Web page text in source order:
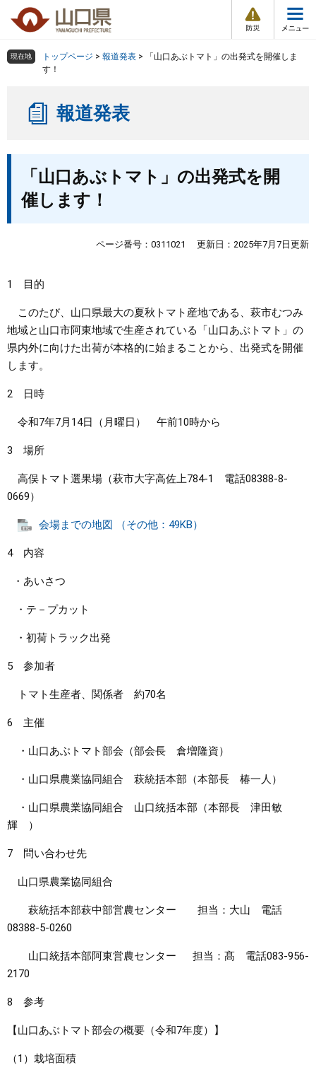
の
ー
情
報
メ
ュ
組織で探す
くらし・環境
しごと・産業・観光
まちづくり
検索の仕方 組織で探す
現在地 トップページ > 報道発表 >
「山口あぶトマト」の出発式を開催しま
す！
報道発表
「山口あぶトマト」の出発式を開
催します！
ページ番号：0311021 更新日：2025年7月7日更新
1 目的
このたび、山口県最大の夏秋トマト産地である、萩市むつみ
地域と山口市阿東地域で生産されている「山口あぶトマト」の
県内外に向けた出荷が本格的に始まることから、出発式を開催
します。
2 日時
令和7年7月14日（月曜日） 午前10時から
3 場所
高俣トマト選果場（萩市大字高佐上784-1 電話08388-8-
0669）
会場までの地図 （その他：49KB）
4 内容
・あいさつ
・テ－プカット
・初荷トラック出発
5 参加者
トマト生産者、関係者 約70名
6 主催
・山口あぶトマト部会（部会長 倉増隆資）
・山口県農業協同組合 萩統括本部（本部長 椿一人）
・山口県農業協同組合 山口統括本部（本部長 津田敏
輝 ）
7 問い合わせ先
山口県農業協同組合
萩統括本部萩中部営農センター 担当：大山 電話
08388-5-0260
山口統括本部阿東営農センター 担当：髙 電話083-956-
2170
8 参考
【山口あぶトマト部会の概要（令和7年度）】
（1）栽培面積